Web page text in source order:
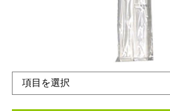
ムの整理・収納に便利です。
オンラインショップ